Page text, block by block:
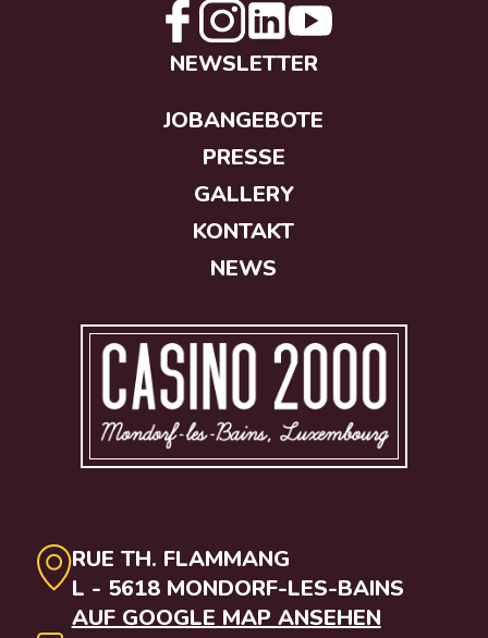
RUE TH. FLAMMANG
L - 5618 MONDORF-LES-BAINS
AUF GOOGLE MAP ANSEHEN
NEWSLETTER
JOBANGEBOTE
PRESSE
GALLERY
KONTAKT
NEWS